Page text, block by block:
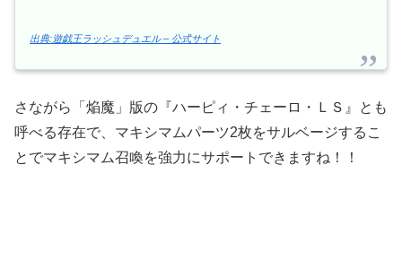
出典:遊戯王ラッシュデュエル – 公式サイト
さながら「焔魔」版の『ハーピィ・チェーロ・ＬＳ』とも
呼べる存在で、マキシマムパーツ2枚をサルベージするこ
とでマキシマム召喚を強力にサポートできますね！！